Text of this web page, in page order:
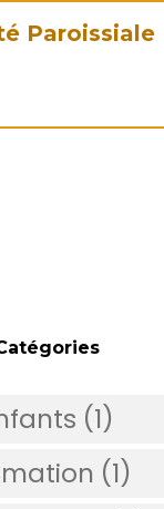
Paroissiale
(1)
(1)